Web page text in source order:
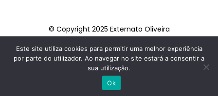
© Copyright 2025 Externato Oliveira
FACEBOOK
TIKTOK
Este site utiliza cookies para permitir uma melhor experiência
por parte do utilizador. Ao navegar no site estará a consentir a
sua utilização.
Ok